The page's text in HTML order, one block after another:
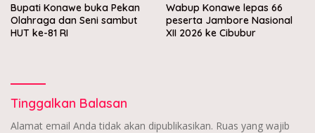
Bupati Konawe buka Pekan
Olahraga dan Seni sambut
HUT ke-81 RI
Wabup Konawe lepas 66
peserta Jambore Nasional
XII 2026 ke Cibubur
Tinggalkan Balasan
Alamat email Anda tidak akan dipublikasikan. Ruas yang wajib